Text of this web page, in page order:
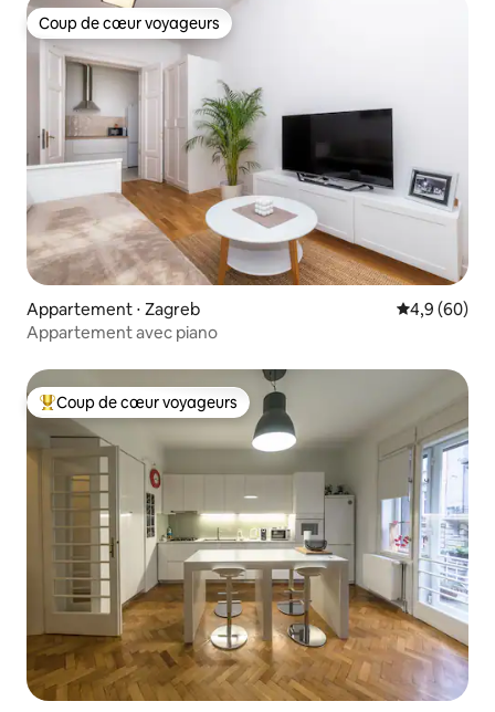
Coup de cœur voyageurs
Coup de cœur voyageurs
Appartement ⋅ Zagreb Évaluation
4,9 (60)
Appartement avec piano
Coups de cœur voyageurs les plus appréciés
Coup de cœur voyageurs